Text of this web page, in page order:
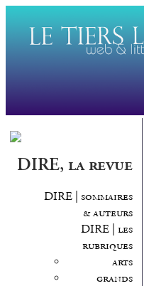
DIRE, la revue
DIRE | sommaires
& auteurs
DIRE | les
rubriques
arts
grands